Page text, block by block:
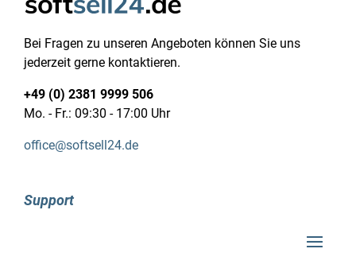
Bei Fragen zu unseren Angeboten können Sie uns
jederzeit gerne kontaktieren.
+49 (0) 2381 9999 506
Mo. - Fr.: 09:30 - 17:00 Uhr
office@softsell24.de
Support